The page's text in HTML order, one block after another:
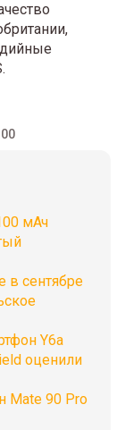
мАч
в сентябре
Y6a
оценили
Mate 90 Pro